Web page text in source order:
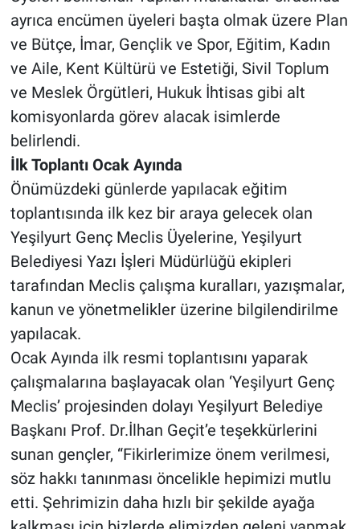
ayrıca encümen üyeleri başta olmak üzere Plan
ve Bütçe, İmar, Gençlik ve Spor, Eğitim, Kadın
ve Aile, Kent Kültürü ve Estetiği, Sivil Toplum
ve Meslek Örgütleri, Hukuk İhtisas gibi alt
komisyonlarda görev alacak isimlerde
belirlendi.
İlk Toplantı Ocak Ayında
Önümüzdeki günlerde yapılacak eğitim
toplantısında ilk kez bir araya gelecek olan
Yeşilyurt Genç Meclis Üyelerine, Yeşilyurt
Belediyesi Yazı İşleri Müdürlüğü ekipleri
tarafından Meclis çalışma kuralları, yazışmalar,
kanun ve yönetmelikler üzerine bilgilendirilme
yapılacak.
Ocak Ayında ilk resmi toplantısını yaparak
çalışmalarına başlayacak olan ‘Yeşilyurt Genç
Meclis’ projesinden dolayı Yeşilyurt Belediye
Başkanı Prof. Dr.İlhan Geçit’e teşekkürlerini
sunan gençler, “Fikirlerimize önem verilmesi,
söz hakkı tanınması öncelikle hepimizi mutlu
etti. Şehrimizin daha hızlı bir şekilde ayağa